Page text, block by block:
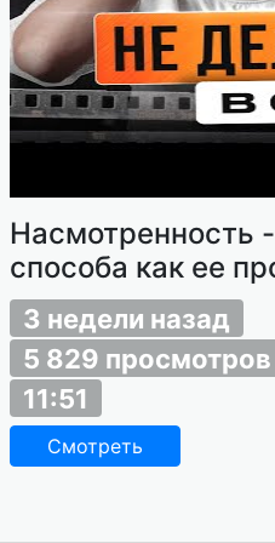
Насмотренность
способа как ее
3 недели назад
5 829 просмотров
11:51
Смотреть